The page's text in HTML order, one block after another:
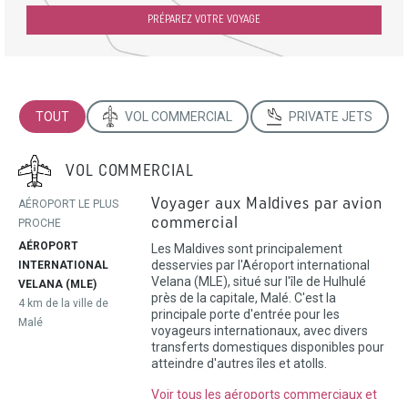
PRÉPAREZ VOTRE VOYAGE
TOUT VOL COMMERCIAL PRIVATE JETS
VOL COMMERCIAL
AÉROPORT LE PLUS
PROCHE
AÉROPORT
INTERNATIONAL
VELANA (MLE)
4 km de la ville de
Malé
Voyager aux Maldives par avion
commercial
Les Maldives sont principalement
desservies par l'Aéroport international
Velana (MLE), situé sur l'île de Hulhulé
près de la capitale, Malé. C'est la
principale porte d'entrée pour les
voyageurs internationaux, avec divers
transferts domestiques disponibles pour
atteindre d'autres îles et atolls.
Voir tous les aéroports commerciaux et